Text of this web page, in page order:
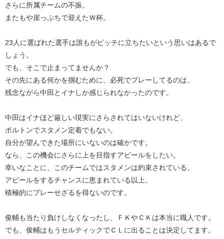
さらに所属チームの不振。
またもや崖っぷちで迎えたＷ杯。
23人に選ばれた選手は誰もがピッチに立ちたいという思いはあるで
しょう。
でも、そこで止まってませんか？
その先にある何かを掴むために、必死でプレーしてるのは、
残念ながら中田とイナしか感じられなかったのです。
中田はイナほど厳しい現実にさらされてはいないけれど、
ボルトンでスタメン定着でもない。
自分が望んできた場所にいないのは確かです。
なら、この機会にさらに上を目指すアピールをしたい。
幸いなことに、このチームではスタメンは約束されている。
アピールをするチャンスに恵まれている以上、
積極的にプレーせざるを得ないのです。
俊輔も当たり負けしなくなったし、ＦＫやＣＫは本当に職人です。
でも、俊輔はもうセルティックでＣＬに出ることは決定してます。